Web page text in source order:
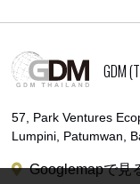
GDM
57, Park Ventures
Lumpini, Patumwan,
Googlemapで見